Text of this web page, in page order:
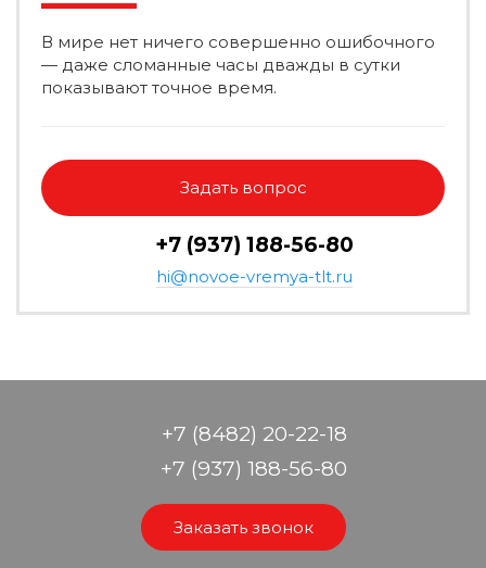
В мире нет ничего совершенно ошибочного
— даже сломанные часы дважды в сутки
показывают точное время.
Задать вопрос
+7 (937) 188-56-80
hi@novoe-vremya-tlt.ru
+7 (8482) 20-22-18
+7 (937) 188-56-80
Заказать звонок